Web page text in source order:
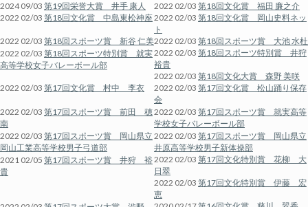
2024 09/03 第19回栄誉大賞 井手 康人 2022 02/03 第18回文化賞 福田 廉之介
2022 02/03 第18回文化賞 中島東松神座2022 02/03 第18回文化賞 岡山史料ネッ
ト
2022 02/03 第18回スポーツ賞 新谷 仁美2022 02/03 第18回スポーツ賞 大池 水杜
2022 02/03 第18回スポーツ特別賞 就実
高等学校女子バレーボール部
2022 02/03 第18回スポーツ特別賞 井狩
裕貴
2022 02/03 第18回文化大賞 森野 美咲
2022 02/03 第17回文化賞 村中 李衣 2022 02/03 第17回文化賞 松山踊り保存
会
2022 02/03 第17回スポーツ賞 前田 穂
南
2022 02/03 第17回スポーツ賞 就実高等
学校女子バレーボール部
2022 02/03 第17回スポーツ賞 岡山県立
岡山工業高等学校男子弓道部
2022 02/03 第17回スポーツ賞 岡山県立
井原高等学校男子新体操部
2021 02/05 第17回スポーツ賞 井狩 裕
貴
2022 02/03 第17回文化特別賞 花柳 大
日翠
2022 02/03 第17回文化特別賞 伊藤 宏
恵